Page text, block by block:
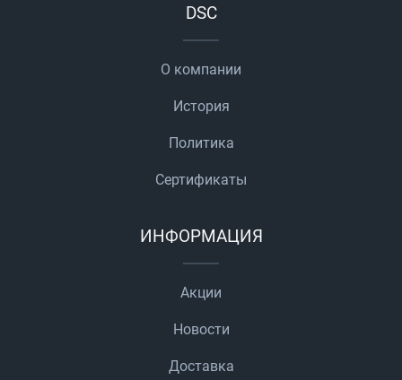
DSC
О компании
История
Политика
Сертификаты
ИНФОРМАЦИЯ
Акции
Новости
Доставка